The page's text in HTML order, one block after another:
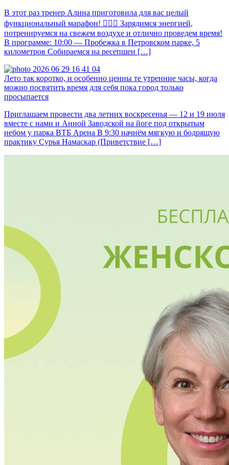
В этот раз тренер Алина приготовила для вас целый
функциональный марафон! 🏃🏻‍♀️ Зарядимся энергией,
потренируемся на свежем воздухе и отлично проведем время!
В программе: 10:00 — Пробежка в Петровском парке, 5
километров Собираемся на ресепшен […]
Лето так коротко, и особенно ценны те утренние часы, когда
можно посвятить время для себя пока город только
просыпается
Приглашаем провести два летних воскресенья — 12 и 19 июля
вместе с нами и Анной Заводской на йоге под открытым
небом у парка ВТБ Арена В 9:30 начнём мягкую и бодрящую
практику Сурья Намаскар (Приветствие […]